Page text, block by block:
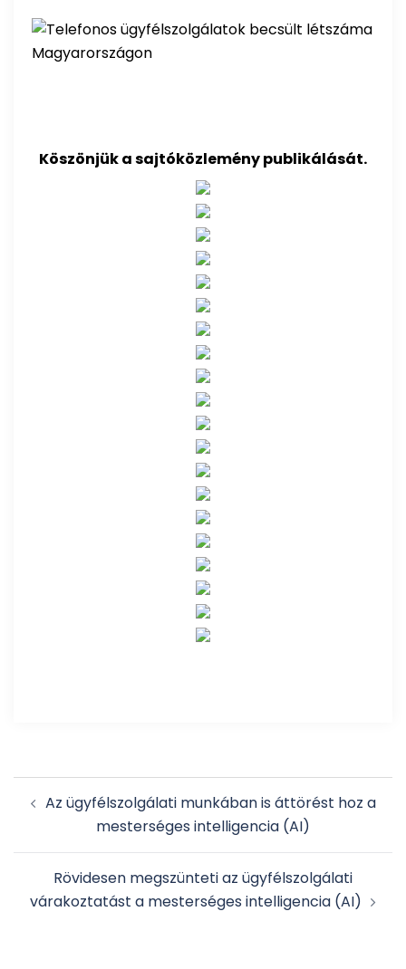
Köszönjük a sajtóközlemény publikálását.
Post
navigation
Az ügyfélszolgálati munkában is áttörést hoz a
mesterséges intelligencia (AI)
Rövidesen megszünteti az ügyfélszolgálati
várakoztatást a mesterséges intelligencia (AI)